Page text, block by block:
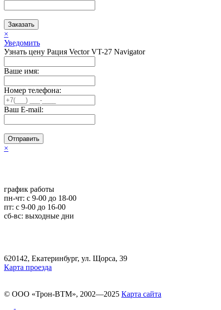
Заказать
×
Уведомить
Узнать цену Рация Vector VT-27 Navigator
Ваше имя:
Номер телефона:
Ваш E-mail:
Отправить
×
график работы
пн-чт: c 9-00 до 18-00
пт: с 9-00 до 16-00
сб-вс: выходные дни
620142, Екатеринбург, ул. Щорса, 39
Карта проезда
© ООО «Трон-ВТМ», 2002—2025 Карта сайта